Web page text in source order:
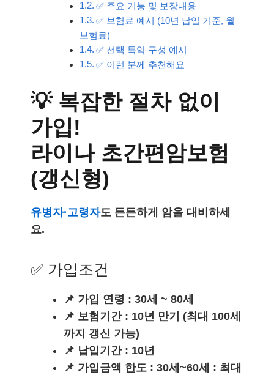
✅ 주요 기능 및 보장내용
✅ 보험료 예시 (10년 납입 기준, 월
보험료)
✅ 선택 특약 구성 예시
✅ 이런 분께 추천해요
💡 복잡한 절차 없이
가입!
라이나 초간편암보험
(갱신형)
유병자·고령자도 든든하게 암을 대비하세
요.
✅ 가입조건
📌 가입 연령 : 30세 ~ 80세
📌 보험기간 : 10년 만기 (최대 100세
까지 갱신 가능)
📌 납입기간 : 10년
📌 가입금액 한도 : 30세~60세 : 최대